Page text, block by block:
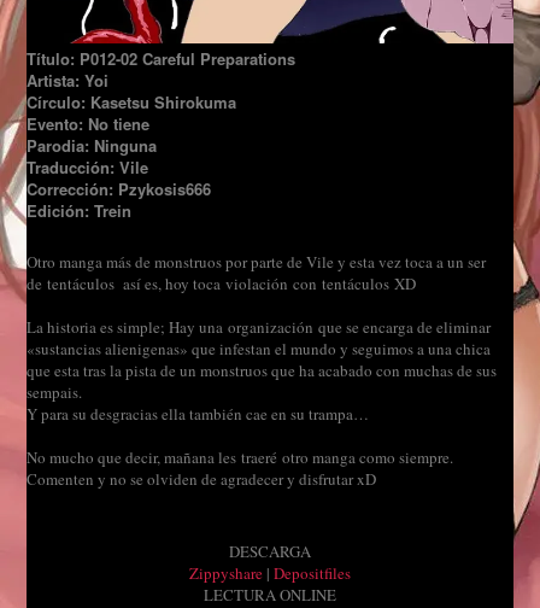
Título: P012-02 Careful Preparations
Artista: Yoi
Círculo: Kasetsu Shirokuma
Evento: No tiene
Parodia: Ninguna
Traducción: Vile
Corrección: Pzykosis666
Edición: Trein
Otro manga más de monstruos por parte de Vile y esta vez toca a un ser
de tentáculos así es, hoy toca violación con tentáculos XD
La historia es simple; Hay una organización que se encarga de eliminar
«sustancias alienigenas» que infestan el mundo y seguimos a una chica
que esta tras la pista de un monstruos que ha acabado con muchas de sus
sempais.
Y para su desgracias ella también cae en su trampa…
No mucho que decir, mañana les traeré otro manga como siempre.
Comenten y no se olviden de agradecer y disfrutar xD
DESCARGA
Zippyshare | Depositfiles
LECTURA ONLINE